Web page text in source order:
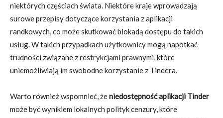
niektórych częściach świata. Niektóre kraje wprowadzają
surowe przepisy dotyczące korzystania z aplikacji
randkowych, co może skutkować blokadą dostępu do takich
usług. W takich przypadkach użytkownicy mogą napotkać
trudności związane z restrykcjami prawnymi, które
uniemożliwiają im swobodne korzystanie z Tindera.
Warto również wspomnieć, żeniedostępność aplikacji Tinder
może być wynikiem lokalnych polityk cenzury, które